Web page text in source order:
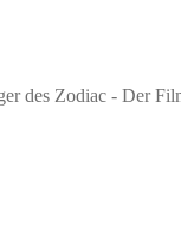
des Zodiac - Der